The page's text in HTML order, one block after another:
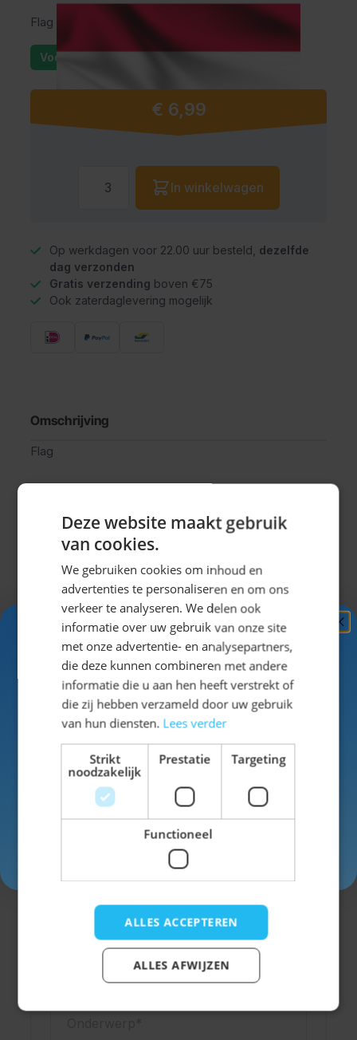
Flag
Voorraad: 25+
€ 6,99
In winkelwagen
Op werkdagen voor 22.00 uur besteld, dezelfde
dag verzonden
Gratis verzending boven €75
Ook zaterdaglevering mogelijk
Omschrijving
Flag
Specificaties
EAN 8720088043080
SKU 39-60001
Wasbaar
machinewas tot 40 graden niet
geschikt voor droger
Kleur multi
Materiaal Polyester
Uitklappen
Je beoordeling:
Weergavenaam
Onderwerp
Deze website maakt gebruik
van cookies.
We gebruiken cookies om inhoud en
advertenties te personaliseren en om ons
verkeer te analyseren. We delen ook
informatie over uw gebruik van onze site
met onze advertentie- en analysepartners,
die deze kunnen combineren met andere
informatie die u aan hen heeft verstrekt of
die zij hebben verzameld door uw gebruik
van hun diensten. Lees verder
Strikt
noodzakelijk
Prestatie Targeting
Functioneel
ALLES ACCEPTEREN
ALLES AFWIJZEN
Ontvang5%
KORTING!
Schrijf je nuin voor de nieuwsbrief en ontvang toegang
tot exclusieve kortingen!
Voor- en achternaam
Inschrijven